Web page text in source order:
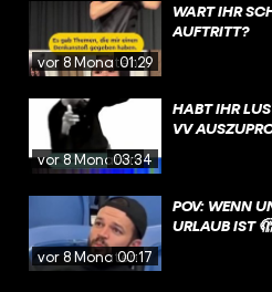
vor 8 Monaten01:29
WART IHR
AUFTRITT?
vor 8 Monaten
03:34
HABT IHR
VV
vor 8 Monaten
00:17
POV: WENN
URLAUB IST